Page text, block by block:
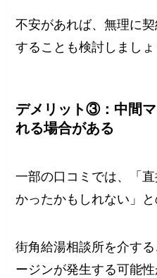
不安があれば、無理に
することも検討しましょ
デメリット③：中間
れる場合がある
一部の口コミでは、「
かったかもしれない」と
街角給湯相談所を介す
ージンが発生する可能